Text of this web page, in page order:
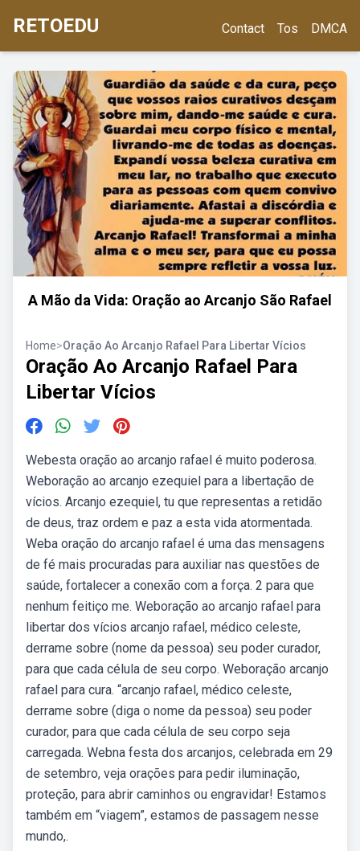
RETOEDU Contact Tos DMCA
A Mão da Vida: Oração ao Arcanjo São Rafael
Home>Oração Ao Arcanjo Rafael Para Libertar Vícios
Oração Ao Arcanjo Rafael Para
Libertar Vícios
Webesta oração ao arcanjo rafael é muito poderosa.
Weboração ao arcanjo ezequiel para a libertação de
vícios. Arcanjo ezequiel, tu que representas a retidão
de deus, traz ordem e paz a esta vida atormentada.
Weba oração do arcanjo rafael é uma das mensagens
de fé mais procuradas para auxiliar nas questões de
saúde, fortalecer a conexão com a força. 2 para que
nenhum feitiço me. Weboração ao arcanjo rafael para
libertar dos vícios arcanjo rafael, médico celeste,
derrame sobre (nome da pessoa) seu poder curador,
para que cada célula de seu corpo. Weboração arcanjo
rafael para cura. “arcanjo rafael, médico celeste,
derrame sobre (diga o nome da pessoa) seu poder
curador, para que cada célula de seu corpo seja
carregada. Webna festa dos arcanjos, celebrada em 29
de setembro, veja orações para pedir iluminação,
proteção, para abrir caminhos ou engravidar! Estamos
também em “viagem”, estamos de passagem nesse
mundo,.